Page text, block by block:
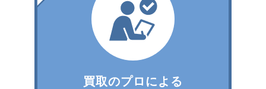
買取のプロによる